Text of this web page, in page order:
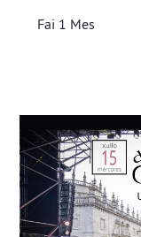
Fai 1 Mes